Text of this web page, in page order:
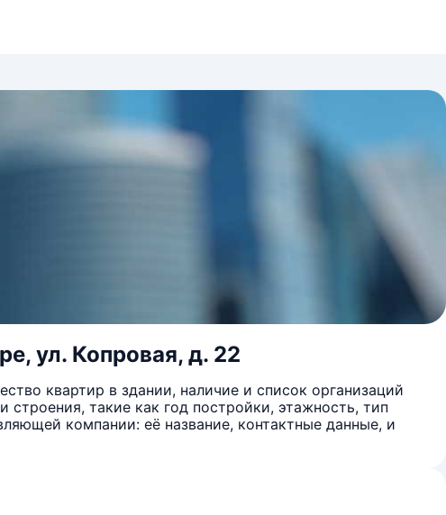
ул. Копровая, д. 22
квартир в здании, наличие и список организаций
такие как год постройки, этажность, тип
компании: её название, контактные данные, и